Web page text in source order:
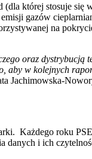
(dla której stosuje
gazów
na
oraz dystrybucją
aby w kolejnych
Jachimowska-
Każdego roku
danych i ich